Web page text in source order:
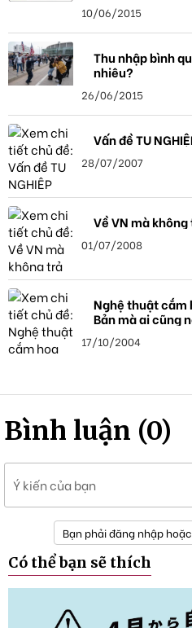
10/06/2015
Thu nhập bình
nhiêu?
26/06/2015
Vấn đề TU
28/07/2007
Về VN mà
01/07/2008
Nghệ thuật cắm
Bản mà ai cũng
17/10/2004
Bình luận (0)
Ý kiến của bạn
Bạn phải đăng nhập
Có thể bạn sẽ thích